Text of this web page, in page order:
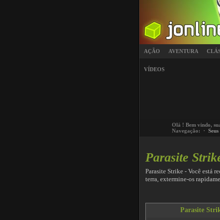
AÇÃO AVENTURA
VÍDEOS
Olá ! Bem vindo,
Navegação: ·
Parasite
Parasite Strike - Você está
terra, extermine-os
Parasite